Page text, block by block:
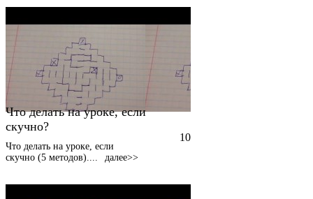
Что делать на уроке, если
скучно?
10
Что делать на уроке, если
скучно (5 методов).
далее>>